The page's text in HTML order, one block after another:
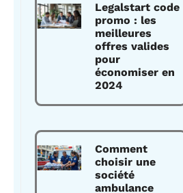
Legalstart code
promo : les
meilleures
offres valides
pour
économiser en
2024
Comment
choisir une
société
ambulance